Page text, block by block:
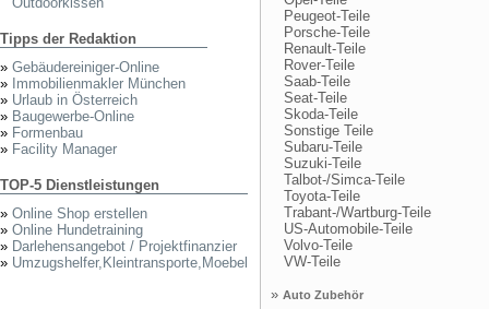
Tipps der Redaktion
» Gebäudereiniger-Online
» Immobilienmakler München
» Urlaub in Österreich
» Baugewerbe-Online
» Formenbau
» Facility Manager
TOP-5 Dienstleistungen
» Online Shop erstellen
» Online Hundetraining
» Darlehensangebot / Projektfinanzier
» Umzugshelfer,Kleintransporte,Moebel
Peugeot-Teile
Porsche-Teile
Renault-Teile
Rover-Teile
Saab-Teile
Seat-Teile
Skoda-Teile
Sonstige Teile
Subaru-Teile
Suzuki-Teile
Talbot-/Simca-Teile
Toyota-Teile
Trabant-/Wartburg-Teile
US-Automobile-Teile
Volvo-Teile
VW-Teile
» Auto Zubehör